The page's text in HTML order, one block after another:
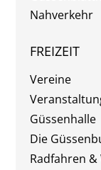
Nahverkehr
FREIZEIT
Vereine
Güssenhalle
Die
Radfahren